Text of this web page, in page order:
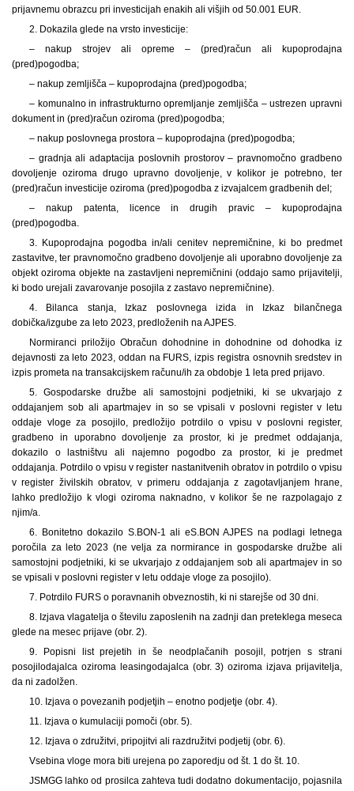
prijavnemu obrazcu pri investicijah enakih ali višjih od 50.001 EUR.
2. Dokazila glede na vrsto investicije:
– nakup strojev ali opreme – (pred)račun ali kupoprodajna
(pred)pogodba;
– nakup zemljišča – kupoprodajna (pred)pogodba;
– komunalno in infrastrukturno opremljanje zemljišča – ustrezen upravni
dokument in (pred)račun oziroma (pred)pogodba;
– nakup poslovnega prostora – kupoprodajna (pred)pogodba;
– gradnja ali adaptacija poslovnih prostorov – pravnomočno gradbeno
dovoljenje oziroma drugo upravno dovoljenje, v kolikor je potrebno, ter
(pred)račun investicije oziroma (pred)pogodba z izvajalcem gradbenih del;
– nakup patenta, licence in drugih pravic – kupoprodajna
(pred)pogodba.
3. Kupoprodajna pogodba in/ali cenitev nepremičnine, ki bo predmet
zastavitve, ter pravnomočno gradbeno dovoljenje ali uporabno dovoljenje za
objekt oziroma objekte na zastavljeni nepremičnini (oddajo samo prijavitelji,
ki bodo urejali zavarovanje posojila z zastavo nepremičnine).
4. Bilanca stanja, Izkaz poslovnega izida in Izkaz bilančnega
dobička/izgube za leto 2023, predloženih na AJPES.
Normiranci priložijo Obračun dohodnine in dohodnine od dohodka iz
dejavnosti za leto 2023, oddan na FURS, izpis registra osnovnih sredstev in
izpis prometa na transakcijskem računu/ih za obdobje 1 leta pred prijavo.
5. Gospodarske družbe ali samostojni podjetniki, ki se ukvarjajo z
oddajanjem sob ali apartmajev in so se vpisali v poslovni register v letu
oddaje vloge za posojilo, predložijo potrdilo o vpisu v poslovni register,
gradbeno in uporabno dovoljenje za prostor, ki je predmet oddajanja,
dokazilo o lastništvu ali najemno pogodbo za prostor, ki je predmet
oddajanja. Potrdilo o vpisu v register nastanitvenih obratov in potrdilo o vpisu
v register živilskih obratov, v primeru oddajanja z zagotavljanjem hrane,
lahko predložijo k vlogi oziroma naknadno, v kolikor še ne razpolagajo z
njim/a.
6. Bonitetno dokazilo S.BON-1 ali eS.BON AJPES na podlagi letnega
poročila za leto 2023 (ne velja za normirance in gospodarske družbe ali
samostojni podjetniki, ki se ukvarjajo z oddajanjem sob ali apartmajev in so
se vpisali v poslovni register v letu oddaje vloge za posojilo).
7. Potrdilo FURS o poravnanih obveznostih, ki ni starejše od 30 dni.
8. Izjava vlagatelja o številu zaposlenih na zadnji dan preteklega meseca
glede na mesec prijave (obr. 2).
9. Popisni list prejetih in še neodplačanih posojil, potrjen s strani
posojilodajalca oziroma leasingodajalca (obr. 3) oziroma izjava prijavitelja,
da ni zadolžen.
10. Izjava o povezanih podjetjih – enotno podjetje (obr. 4).
11. Izjava o kumulaciji pomoči (obr. 5).
12. Izjava o združitvi, pripojitvi ali razdružitvi podjetij (obr. 6).
Vsebina vloge mora biti urejena po zaporedju od št. 1 do št. 10.
JSMGG lahko od prosilca zahteva tudi dodatno dokumentacijo, pojasnila